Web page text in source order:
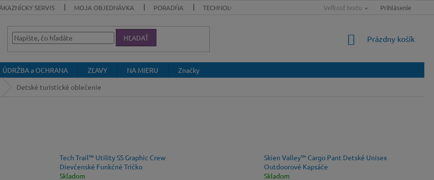
SERVIS MOJA OBJEDNÁVKA PORADŇA TECHNOLÓGIE MAPA SERVERU VEĽKOSŤ
Veľkosť textu Prihlásenie
HĽADAŤ
NÁKUPNÝ
Prázdny košík
ÚDRŽBA a OCHRANA ZĽAVY NA MIERU
Značky
Detské turistické oblečenie
Tech Trail™ Utility SS Graphic Crew
Dievčenské Funkčné Tričko
Skladom
Skien Valley™ Cargo Pant Detské Unisex
Outdoorové Kapsáče
Skladom